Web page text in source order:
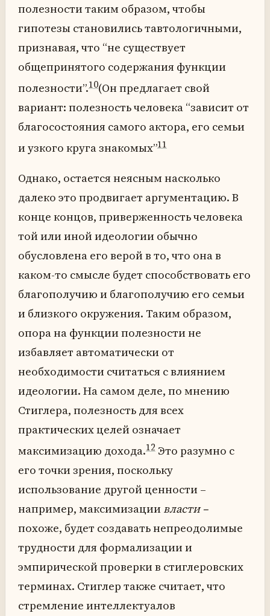
полезности таким образом, чтобы
гипотезы становились тавтологичными,
признавая, что “не существует
общепринятого содержания функции
полезности”.10(Он предлагает свой
вариант: полезность человека “зависит от
благосостояния самого актора, его семьи
и узкого круга знакомых”11
Однако, остается неясным насколько
далеко это продвигает аргументацию. В
конце концов, приверженность человека
той или иной идеологии обычно
обусловлена его верой в то, что она в
каком-то смысле будет способствовать его
благополучию и благополучию его семьи
и близкого окружения. Таким образом,
опора на функции полезности не
избавляет автоматически от
необходимости считаться с влиянием
идеологии. На самом деле, по мнению
Стиглера, полезность для всех
практических целей означает
максимизацию дохода.12Это разумно с
его точки зрения, поскольку
использование другой ценности –
например, максимизации власти –
похоже, будет создавать непреодолимые
трудности для формализации и
эмпирической проверки в стиглеровских
терминах. Стиглер также считает, что
стремление интеллектуалов